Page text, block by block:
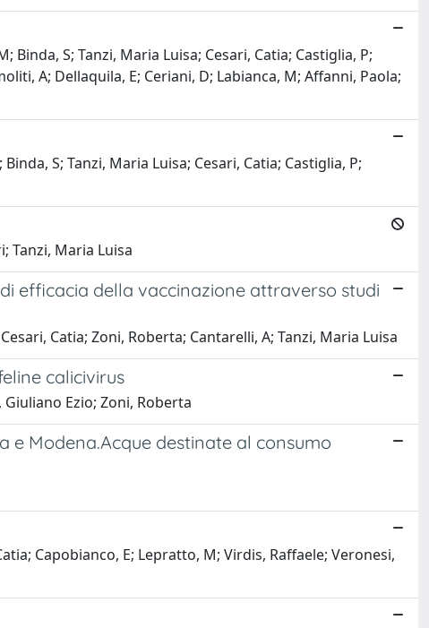
Binda, S; Tanzi, Maria Luisa; Cesari, Catia; Castiglia, P;
A; Dellaquila, E; Ceriani, D; Labianca, M; Affanni, Paola;
S; Tanzi, Maria Luisa; Cesari, Catia; Castiglia, P;
Tanzi, Maria Luisa
efficacia della vaccinazione attraverso studi
Catia; Zoni, Roberta; Cantarelli, A; Tanzi, Maria Luisa
calicivirus
Ezio; Zoni, Roberta
e Modena.Acque destinate al consumo
Capobianco, E; Lepratto, M; Virdis, Raffaele; Veronesi,